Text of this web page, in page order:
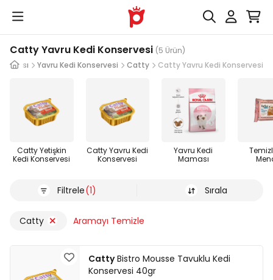
Catty Yavru Kedi Konservesi (5 Ürün)
Yavru Kedi Konservesi Catty Catty Yavru Kedi Konservesi
Catty Yetişkin
Kedi Konservesi
Catty Yavru Kedi
Konservesi
Yavru Kedi
Maması
Filtrele(1) Sırala
Catty Aramayı Temizle
CattyBistro Mousse Tavuklu Kedi
Konservesi 40gr